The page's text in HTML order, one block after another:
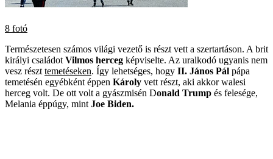
8 fotó
Természetesen számos világi vezető is részt vett a szertartáson. A brit
királyi családot Vilmos herceg képviselte. Az uralkodó ugyanis nem
vesz részt temetéseken. Így lehetséges, hogy II. János Pál pápa
temetésén egyébként éppen Károly vett részt, aki akkor walesi
herceg volt. De ott volt a gyászmisén Donald Trump és felesége,
Melania éppúgy, mint Joe Biden.